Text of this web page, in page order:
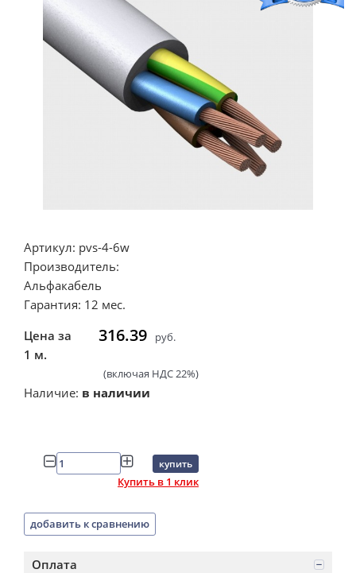
Артикул: pvs-4-6w
Производитель:
Альфакабель
Гарантия: 12 мес.
Цена за
1 м.
316.39 руб.
(включая НДС 22%)
Наличие: в наличии
купить
Купить в 1 клик
добавить к сравнению
Оплата